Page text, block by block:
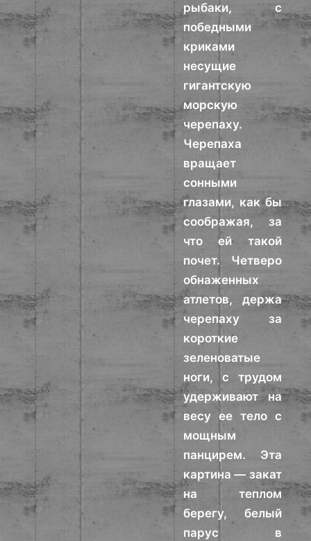
рыбаки, с
победными
криками
несущие
гигантскую
морскую
черепаху.
Черепаха
вращает
сонными
глазами, как бы
соображая, за
что ей такой
почет. Четверо
обнаженных
атлетов, держа
черепаху за
короткие
зеленоватые
ноги, с трудом
удерживают на
весу ее тело с
мощным
панцирем. Эта
картина — закат
на теплом
берегу, белый
парус в